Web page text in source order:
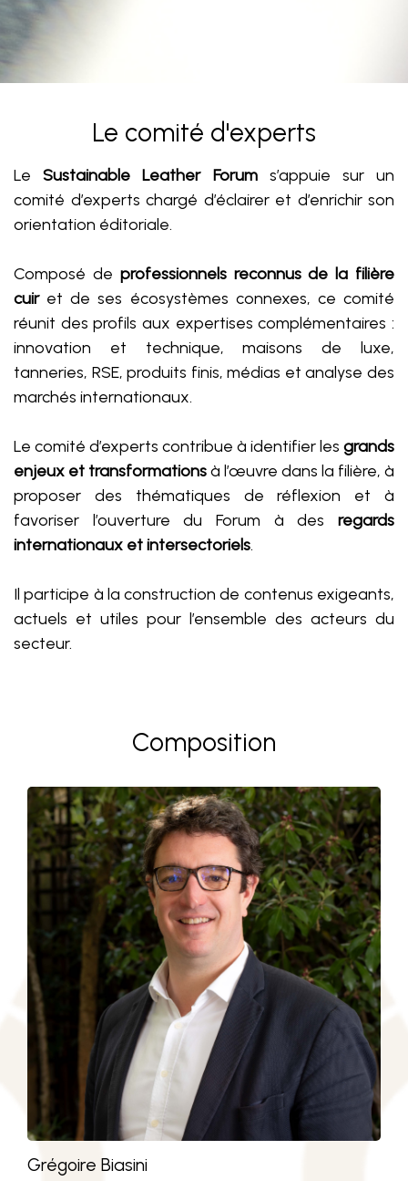
Le comité d'experts
LeSustainable Leather Forums’appuie sur un
comité d’experts chargé d’éclairer et d’enrichir son
orientation éditoriale.
Composé de professionnels reconnus de la filière
cuir et de ses écosystèmes connexes, ce comité
réunit des profils aux expertises complémentaires :
innovation et technique, maisons de luxe,
tanneries, RSE, produits finis, médias et analyse des
marchés internationaux.
Le comité d’experts contribue à identifier les grands
enjeux et transformationsà l’œuvre dans la filière, à
proposer des thématiques de réflexion et à
favoriser l’ouverture du Forum à des regards
internationaux et intersectoriels.
Il participe à la construction de contenus exigeants,
actuels et utiles pour l’ensemble des acteurs du
secteur.
Composition
Grégoire Biasini